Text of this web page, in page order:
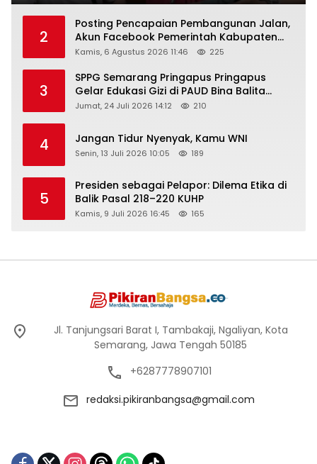
2
Posting Pencapaian Pembangunan Jalan,
Akun Facebook Pemerintah Kabupaten
Rembang “Dirujak” Warganet
Kamis, 6 Agustus 2026 11:46 225
3
SPPG Semarang Pringapus Pringapus
Gelar Edukasi Gizi di PAUD Bina Balita
Peringati Hari Anak Nasional 2026
Jumat, 24 Juli 2026 14:12 210
4 Jangan Tidur Nyenyak, Kamu WNI
Senin, 13 Juli 2026 10:05 189
5
Presiden sebagai Pelapor: Dilema Etika di
Balik Pasal 218–220 KUHP
Kamis, 9 Juli 2026 16:45 165
Jl. Tanjungsari Barat I, Tambakaji, Ngaliyan, Kota
Semarang, Jawa Tengah 50185
+6287778907101
redaksi.pikiranbangsa@gmail.com